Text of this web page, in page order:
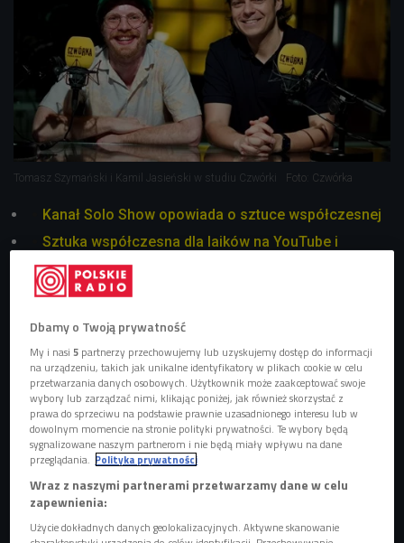
Tomasz Szymański i Kamil Jasieński w studiu Czwórki Foto: Czwórka
Kanał Solo Show opowiada o sztuce współczesnej
Sztuka współczesna dla laików na YouTube i
Instagramie
Jak Tomek Szymański współpracuje z artystami, jak
Kanał Solo Show na YouTube Tomek Szymański założył
ponad rok temu. Bohaterami filmów Tomka byli młodzi
artyści tacy jak Franek Warzywa, Krzysztof Maniak, ale też
Magdalena Abakanowicz czy Anish Kapoor. YouTube był
głównym trzonem jego działalności, jednak z czasem
dołączył Instagram i on skupił rzesze fanów. - Zajmuję się
sztuką współczesną, głownie polską. Nie jestem ani
dziennikarzem, ani krytykiem sztuki, ani kuratorem wystaw -
Dbamy o Twoją prywatność
My i nasi5 partnerzy przechowujemy lub uzyskujemy dostęp do informacji
na urządzeniu, takich jak unikalne identyfikatory w plikach cookie w celu
przetwarzania danych osobowych. Użytkownik może zaakceptować swoje
wybory lub zarządzać nimi, klikając poniżej, jak również skorzystać z
prawa do sprzeciwu na podstawie prawnie uzasadnionego interesu lub w
dowolnym momencie na stronie polityki prywatności. Te wybory będą
sygnalizowane naszym partnerom i nie będą miały wpływu na dane
przeglądania. Polityka prywatności
Wraz z naszymi partnerami przetwarzamy dane w celu
zapewnienia:
Użycie dokładnych danych geolokalizacyjnych. Aktywne skanowanie